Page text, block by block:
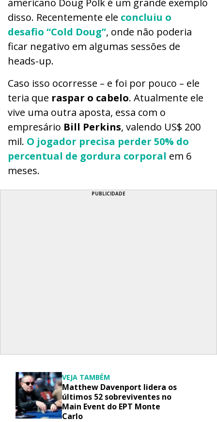
disso. Recentemente ele concluiu o
desafio “Cold Doug”, onde não poderia
ficar negativo em algumas sessões de
heads-up.
Caso isso ocorresse – e foi por pouco – ele
teria que raspar o cabelo. Atualmente ele
vive uma outra aposta, essa com o
empresário Bill Perkins, valendo US$ 200
mil. O jogador precisa perder 50% do
percentual de gordura corporal em 6
meses.
PUBLICIDADE
VEJA TAMBÉM
Matthew Davenport lidera os
últimos 52 sobreviventes no
Main Event do EPT Monte
Carlo